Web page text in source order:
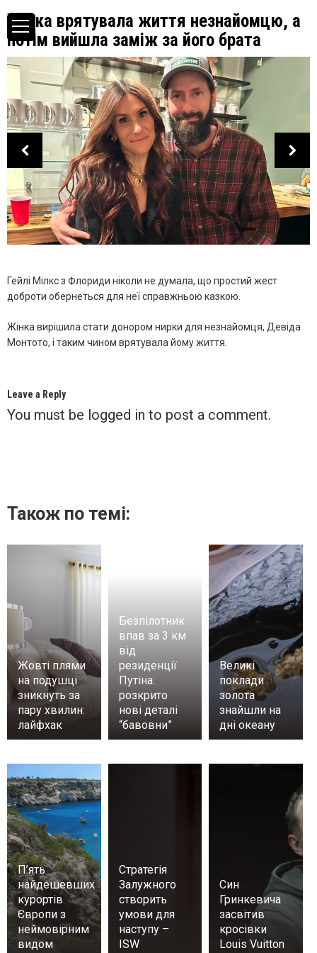
Жінка врятувала життя незнайомцю, а
потім вийшла заміж за його брата
Гейлі Мілкс з Флориди ніколи не думала, що простий жест
доброти обернеться для неї справжньою казкою.
Жінка вирішила стати донором нирки для незнайомця, Девіда
Монтото, і таким чином врятувала йому життя.
Leave a Reply
You must be logged in to post a comment.
Також по темі:
Жовті плями
на подушці
зникнуть за
пару хвилин:
лайфхак
Безпілотник
впав за 3 км
від
резиденції
Путіна:
розкрито
нові деталі
“бавовни”
Великі
поклади
золота
знайшли на
дні океану
П’ять
найдешевших
курортів
Європи з
неймовірним
видом
Стратегія
Залужного
створить
умови для
наступу –
ISW
Син
Гринкевича
засвітив
кросівки
Louis Vuitton